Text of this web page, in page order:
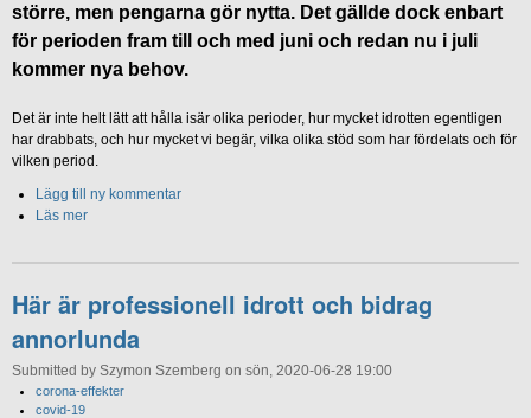
större, men pengarna gör nytta. Det gällde dock enbart
för perioden fram till och med juni och redan nu i juli
kommer nya behov.
Det är inte helt lätt att hålla isär olika perioder, hur mycket idrotten egentligen
har drabbats, och hur mycket vi begär, vilka olika stöd som har fördelats och för
vilken period.
Lägg till ny kommentar
Läs mer
Här är professionell idrott och bidrag
annorlunda
Submitted by Szymon Szemberg on sön, 2020-06-28 19:00
corona-effekter
covid-19